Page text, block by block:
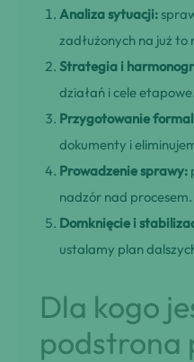
Analiza sytuacji:
zadłużonych na już to
Strategia i
działań i cele etapowe.
Przygotowanie
dokumenty i
Prowadzenie sprawy:
nadzór nad procesem.
Domknięcie i
ustalamy plan
Dla kogo
podstrona